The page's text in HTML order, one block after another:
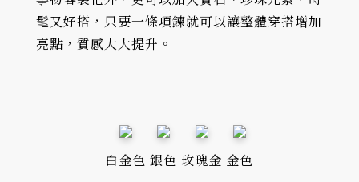
髦又好搭，只要一條項鍊就可以讓整體穿搭增加
亮點，質感大大提升。
白金色 銀色 玫瑰金 金色